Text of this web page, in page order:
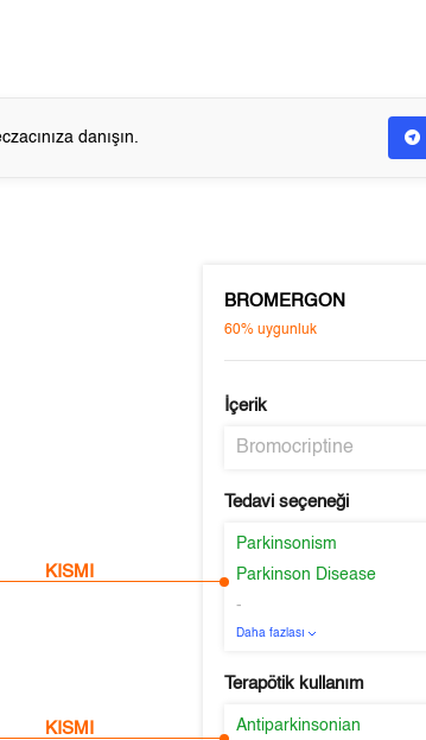
danışın.
KISMI
KISMI
BROMERGON
60% uygunluk
İçerik
Bromocriptine
Tedavi seçeneği
Parkinsonism
Parkinson Disease
-
Daha fazlası
Terapötik kullanım
Antiparkinsonian